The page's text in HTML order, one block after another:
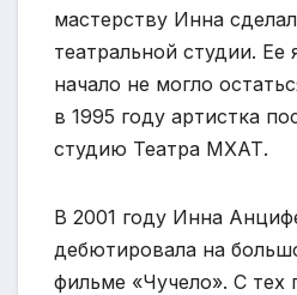
мастерству Инна
театральной студии. Ее
начало не могло
в 1995 году артистка
студию Театра МХАТ.
В 2001 году Инна
дебютировала на
фильме «Чучело». С тех